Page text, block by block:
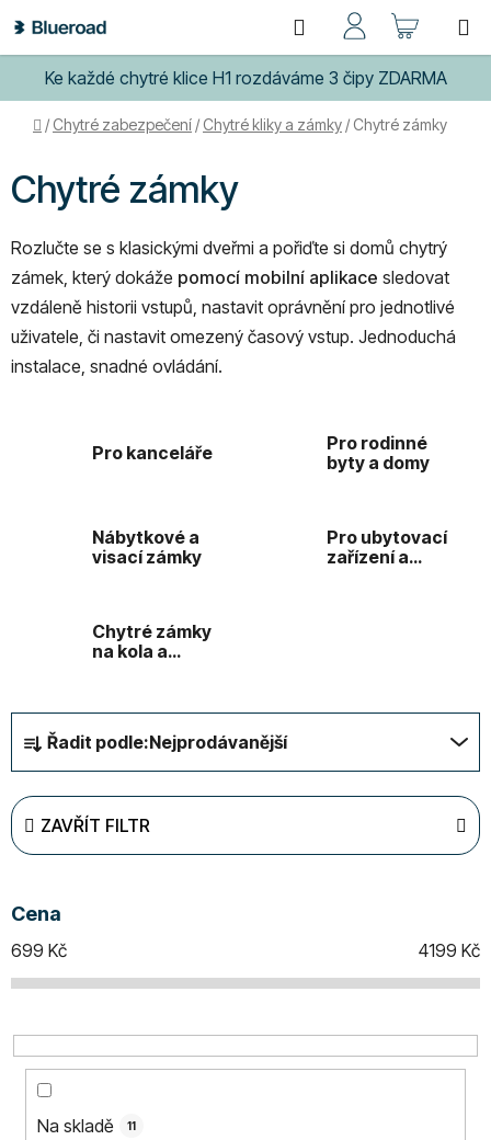
na
obsah
Ke každé chytré klice H1 rozdáváme 3 čipy ZDARMA
Hledat
KOŠÍK
Domů
/ Chytré zabezpečení / Chytré kliky a zámky / Chytré zámky
Chytré zámky
Rozlučte se s klasickými dveřmi a pořiďte si domů chytrý
zámek, který dokáže pomocí mobilní aplikace sledovat
vzdáleně historii vstupů, nastavit oprávnění pro jednotlivé
uživatele, či nastavit omezený časový vstup. Jednoduchá
instalace, snadné ovládání.
Pro kanceláře
Pro rodinné
byty a domy
Nábytkové a
visací zámky
Pro ubytovací
zařízení a
Chytré zámky
na kola a
z
e
n
r
o
d
k
t
Řadit podle:Nejprodávanější
ZAVŘÍT FILTR
Cena
699 Kč 4199 Kč
Na skladě 11